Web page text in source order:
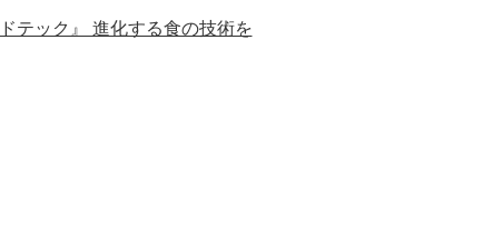
テック』 進化する食の技術を